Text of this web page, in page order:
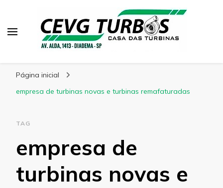
Página inicial
empresa de turbinas novas e turbinas remafaturadas
TAG
empresa de
turbinas novas e